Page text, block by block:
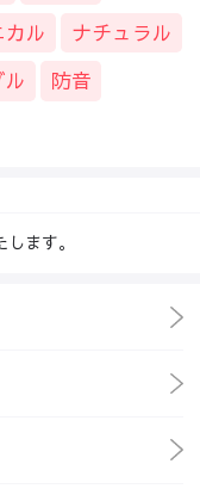
ル
ナチュラル
防音
ます。